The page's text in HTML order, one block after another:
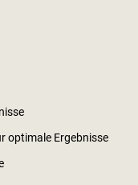
optimale Ergebnisse